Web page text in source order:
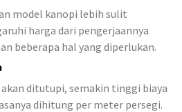
model kanopi lebih sulit
harga dari pengerjaannya
beberapa hal yang diperlukan.
akan ditutupi, semakin tinggi biaya
dihitung per meter persegi.